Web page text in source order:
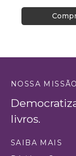
NOSSA MISSÃO
livros.
SAIBA MAIS